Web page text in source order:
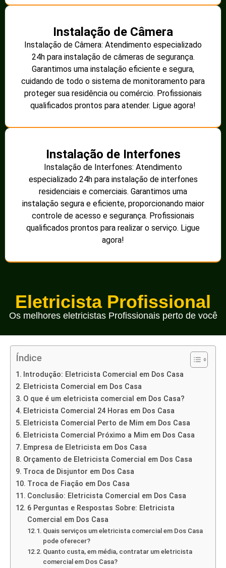
Instalação de Câmera
Instalação de Câmera: Atendimento especializado
24h para instalação de câmeras de segurança.
Garantimos uma instalação eficiente e segura,
cuidando de todo o sistema de monitoramento para
proteger sua residência ou comércio. Profissionais
qualificados prontos para atender. Ligue agora!
Instalação de Interfones
Instalação de Interfones: Atendimento
especializado 24h para instalação de interfones
residenciais e comerciais. Garantimos uma
instalação segura e eficiente, proporcionando maior
controle de acesso e segurança. Profissionais
qualificados prontos para realizar o serviço. Ligue
agora!
Eletricista Profissional
Os melhores eletricistas Profissionais perto de você
Índice
Introdução: Eletricista Comercial em Dos Casa
Eletricista Comercial em Dos Casa
O que é um eletricista comercial em Dos Casa?
Eletricista Comercial 24 Horas em Dos Casa
Eletricista Comercial Perto de Mim em Dos Casa
Eletricista Comercial Próximo a Mim em Dos Casa
Empresa de Eletricista em Dos Casa
Orçamento de Eletricista Comercial em Dos Casa
Troca de Disjuntor em Dos Casa
Troca de Fiação em Dos Casa
Conclusão: Eletricista Comercial em Dos Casa
6 Perguntas e Respostas Sobre: Eletricista
Comercial em Dos Casa
Quais serviços um eletricista comercial em Dos Casa
pode oferecer?
Quanto custa, em média, contratar um eletricista
comercial em Dos Casa?